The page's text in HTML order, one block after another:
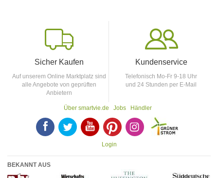
Sicher Kaufen
Auf unserem Online Marktplatz sind
alle Angebote von geprüften
Anbietern
Kundenservice
Telefonisch Mo-Fr 9-18 Uhr
und 24 Stunden per E-Mail
Über smartvie.de Jobs Händler
F T Y p
Login
BEKANNT AUS